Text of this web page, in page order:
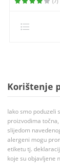
Korištenje
Iako smo poduzeli
proizvodima
slijedom
alergeni mogu
etiketu tj.
koje su objavljene